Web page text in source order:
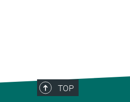
TOP